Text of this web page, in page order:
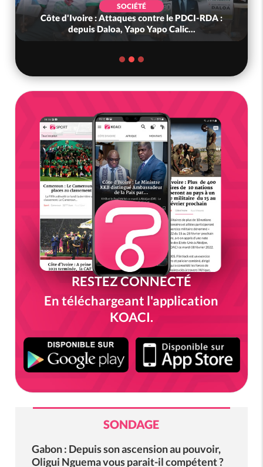
SOCIÉTÉ
Côte d'Ivoire : Attaques contre le PDCI-RDA :
depuis Daloa, Yapo Yapo Calic...
RESTEZ CONNECTÉ
En téléchargeant l'application
KOACI.
SONDAGE
Gabon : Depuis son ascension au pouvoir,
Oligui Nguema vous parait-il compétent ?